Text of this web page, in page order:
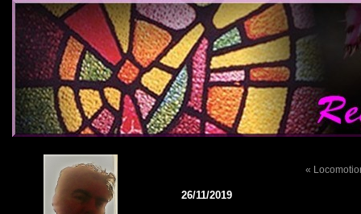
«
26/11/2019